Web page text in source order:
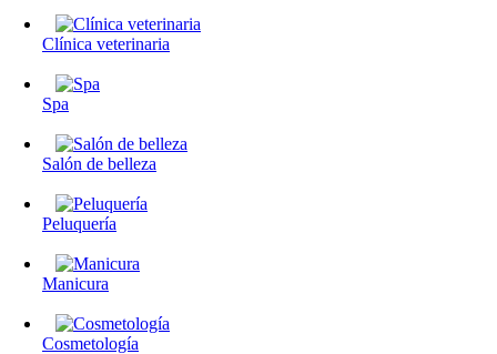
Clínica veterinaria
Spa
Salón de belleza
Peluquería
Manicura
Cosmetología